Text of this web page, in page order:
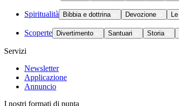
Spiritualità Bibbia e dottrina Devozione
Scoperte Divertimento Santuari Storia
Servizi
Newsletter
Applicazione
Annuncio
I nostri formati di punta